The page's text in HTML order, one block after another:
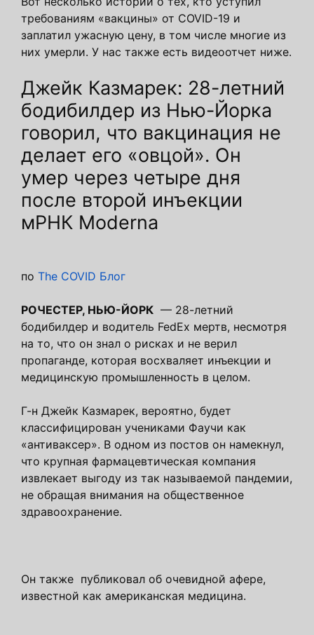
требованиям «вакцины» от COVID-19 и
заплатил ужасную цену, в том числе многие из
них умерли. У нас также есть видеоотчет ниже.
Джейк Казмарек: 28-летний
бодибилдер из Нью-Йорка
говорил, что вакцинация не
делает его «овцой». Он
умер через четыре дня
после второй инъекции
мРНК Moderna
по The COVID Блог
РОЧЕСТЕР, НЬЮ-ЙОРК — 28-летний
бодибилдер и водитель FedEx мертв, несмотря
на то, что он знал о рисках и не верил
пропаганде, которая восхваляет инъекции и
медицинскую промышленность в целом.
Г-н Джейк Казмарек, вероятно, будет
классифицирован учениками Фаучи как
«антиваксер». В одном из постов он намекнул,
что крупная фармацевтическая компания
извлекает выгоду из так называемой пандемии,
не обращая внимания на общественное
здравоохранение.
Он также публиковал об очевидной афере,
известной как американская медицина.